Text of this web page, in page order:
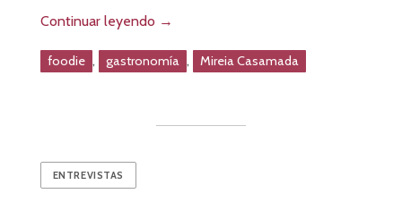
Continuar leyendo →
foodie , gastronomía , Mireia Casamada
ENTREVISTAS